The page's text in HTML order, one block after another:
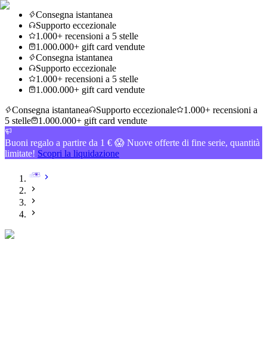
Consegna istantanea
Supporto eccezionale
1.000+ recensioni a 5 stelle
1.000.000+ gift card vendute
Consegna istantanea
Supporto eccezionale
1.000+ recensioni a 5 stelle
1.000.000+ gift card vendute
Consegna istantanea
Supporto eccezionale
1.000+ recensioni a
5 stelle
1.000.000+ gift card vendute
Buoni regalo a partire da 1 € 😱 Nuove offerte di fine serie, quantità
limitate! Scopri la liquidazione